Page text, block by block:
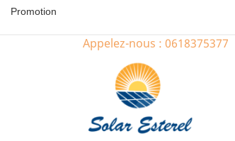
Promotion
Appelez-nous : 0618375377